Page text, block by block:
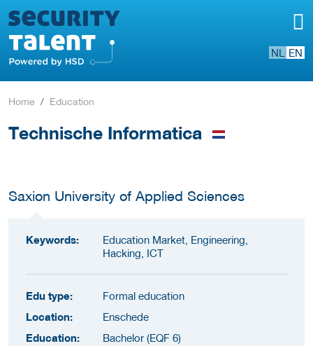
NL EN
Home Education
Technische Informatica
Saxion University of Applied Sciences
Keywords:
Education Market, Engineering,
Hacking, ICT
Edu type:
Formal education
Location:
Enschede
Education:
Bachelor (EQF 6)